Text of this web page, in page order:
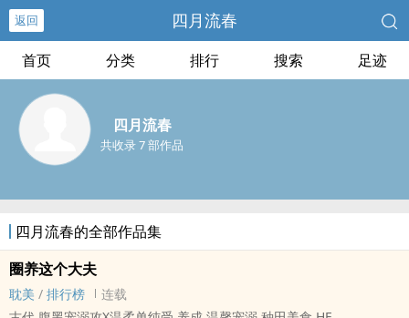
返回 四月流春
首页 分类 排行 搜索 足迹
四月流春
共收录 7 部作品
四月流春的全部作品集
圈养这个大夫
耽美 / 排行榜
连载